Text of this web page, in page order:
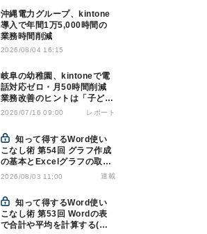
沖縄電力グループ、kintone
導入で年間1万5,000時間の
業務時間削減
2026/08/04 16:15
岐阜の幼稚園、kintoneで電
話対応ゼロ・月50時間削減
業務改善のヒントは「子ども
の遊び」
2026/07/16 09:00 レポート
知って得するWord使い
こなし術 第54回 グラフ作成
の基本とExcelグラフの取り
込み方法
2026/08/03 11:00 連載
知って得するWord使い
こなし術 第53回 Wordの表
で合計や平均を計算する(関